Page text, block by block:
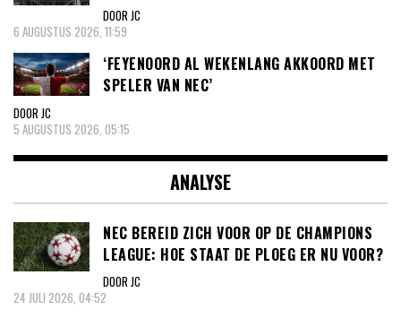
DOOR JC
6 AUGUSTUS 2026, 11:59
‘FEYENOORD AL WEKENLANG AKKOORD MET
SPELER VAN NEC’
DOOR JC
5 AUGUSTUS 2026, 05:15
ANALYSE
NEC BEREID ZICH VOOR OP DE CHAMPIONS
LEAGUE: HOE STAAT DE PLOEG ER NU VOOR?
DOOR JC
24 JULI 2026, 04:52